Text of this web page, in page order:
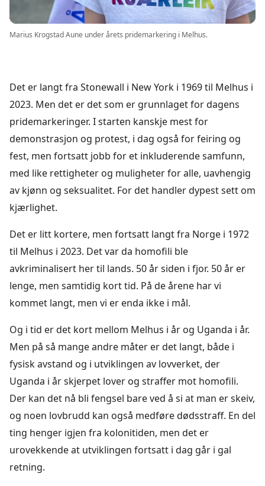
Marius Krogstad Aune under årets pridemarkering i Melhus.
Det er langt fra Stonewall i New York i 1969 til Melhus i
2023. Men det er det som er grunnlaget for dagens
pridemarkeringer. I starten kanskje mest for
demonstrasjon og protest, i dag også for feiring og
fest, men fortsatt jobb for et inkluderende samfunn,
med like rettigheter og muligheter for alle, uavhengig
av kjønn og seksualitet. For det handler dypest sett om
kjærlighet.
Det er litt kortere, men fortsatt langt fra Norge i 1972
til Melhus i 2023. Det var da homofili ble
avkriminalisert her til lands. 50 år siden i fjor. 50 år er
lenge, men samtidig kort tid. På de årene har vi
kommet langt, men vi er enda ikke i mål.
Og i tid er det kort mellom Melhus i år og Uganda i år.
Men på så mange andre måter er det langt, både i
fysisk avstand og i utviklingen av lovverket, der
Uganda i år skjerpet lover og straffer mot homofili.
Der kan det nå bli fengsel bare ved å si at man er skeiv,
og noen lovbrudd kan også medføre dødsstraff. En del
ting henger igjen fra kolonitiden, men det er
urovekkende at utviklingen fortsatt i dag går i gal
retning.